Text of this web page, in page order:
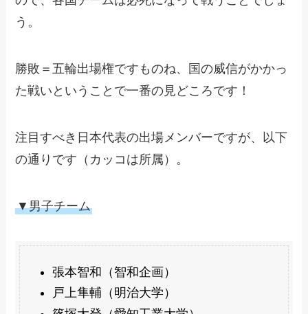
う。
勝敗＝五輪出場権ですものね、国の威信がかかっ
た戦いということで一番の見どころです！
注目すべき日本代表の出場メンバーですが、以下
の通りです（カッコは所属）。
▼男子チーム
張本智和（智和企画）
戸上隼輔（明治大学）